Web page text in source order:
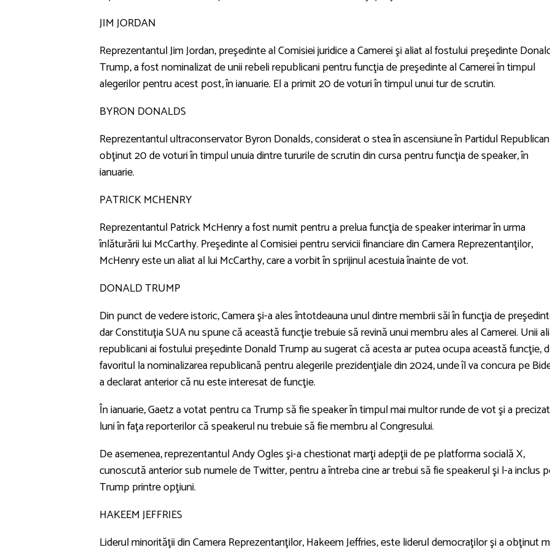
JIM JORDAN
Reprezentantul Jim Jordan, preşedinte al Comisiei juridice a Camerei şi aliat al fostului preşedinte
Trump, a fost nominalizat de unii rebeli republicani pentru funcţia de preşedinte al Camerei în timpul
alegerilor pentru acest post, în ianuarie. El a primit 20 de voturi în timpul unui tur de scrutin.
BYRON DONALDS
Reprezentantul ultraconservator Byron Donalds, considerat o stea în ascensiune în Partidul
obţinut 20 de voturi în timpul unuia dintre tururile de scrutin din cursa pentru funcţia de speaker, în
ianuarie.
PATRICK MCHENRY
Reprezentantul Patrick McHenry a fost numit pentru a prelua funcţia de speaker interimar în urma
înlăturării lui McCarthy. Preşedinte al Comisiei pentru servicii financiare din Camera Reprezentanţilor,
McHenry este un aliat al lui McCarthy, care a vorbit în sprijinul acestuia înainte de vot.
DONALD TRUMP
Din punct de vedere istoric, Camera şi-a ales întotdeauna unul dintre membrii săi în funcţia de
dar Constituţia SUA nu spune că această funcţie trebuie să revină unui membru ales al Camerei. Unii
republicani ai fostului preşedinte Donald Trump au sugerat că acesta ar putea ocupa această funcţie,
favoritul la nominalizarea republicană pentru alegerile prezidenţiale din 2024, unde îl va concura pe
a declarat anterior că nu este interesat de funcţie.
În ianuarie, Gaetz a votat pentru ca Trump să fie speaker în timpul mai multor runde de vot şi a precizat
luni în faţa reporterilor că speakerul nu trebuie să fie membru al Congresului.
De asemenea, reprezentantul Andy Ogles şi-a chestionat marţi adepţii de pe platforma socială X,
cunoscută anterior sub numele de Twitter, pentru a întreba cine ar trebui să fie speakerul şi l-a inclus
Trump printre opţiuni.
HAKEEM JEFFRIES
Liderul minorităţii din Camera Reprezentanţilor, Hakeem Jeffries, este liderul democraţilor şi a obţinut